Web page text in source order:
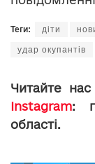
Теги: діти
удар окупантів
Читайте
Instagram:
області.